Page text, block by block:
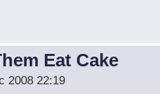
Eat Cake
2008 22:19